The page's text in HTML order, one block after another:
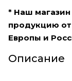
* Наш
продукцию
Европы и
Описание